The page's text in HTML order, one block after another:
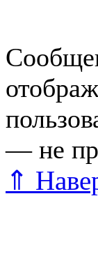
— не
⇑